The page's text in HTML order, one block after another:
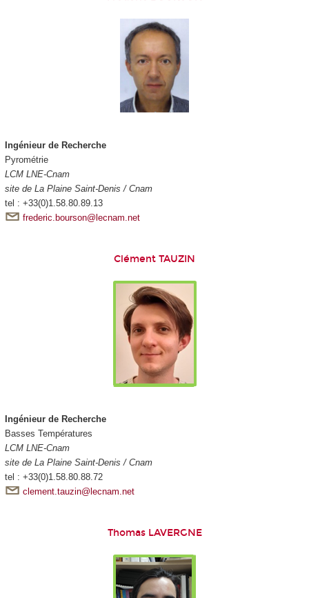
Ingénieur de Recherche
Pyrométrie
LCM LNE-Cnam
site de La Plaine Saint-Denis / Cnam
tel : +33(0)1.58.80.89.13
frederic.bourson@lecnam.net
Clément TAUZIN
Ingénieur de Recherche
Basses Températures
LCM LNE-Cnam
site de La Plaine Saint-Denis / Cnam
tel : +33(0)1.58.80.88.72
clement.tauzin@lecnam.net
Thomas LAVERGNE